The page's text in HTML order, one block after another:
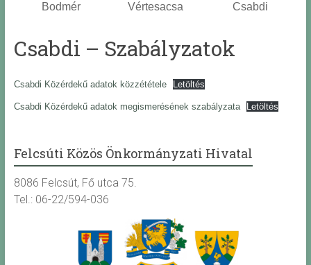
Bodmér Vértesacsa Csabdi
Csabdi – Szabályzatok
Csabdi Közérdekű adatok közzététele Letöltés
Csabdi Közérdekű adatok megismerésének szabályzata Letöltés
Felcsúti Közös Önkormányzati Hivatal
8086 Felcsút, Fő utca 75.
Tel.: 06-22/594-036